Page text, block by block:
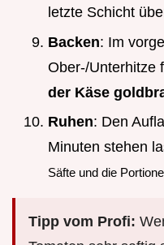
letzte Schicht
Backen: Im
Ober-/Unterhitze
der Käse
Ruhen: Den
Minuten stehen
Säfte und die
Tipp vom Profi: